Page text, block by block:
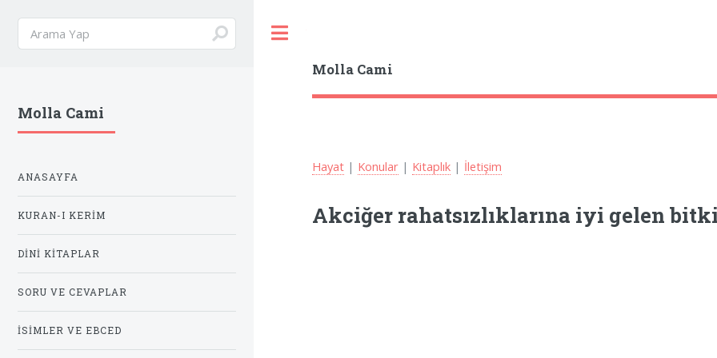
Molla Cami
Hayat | Konular | Kitaplık | İletişim
Akciğer rahatsızlıklarına iyi gelen
Molla Cami
ANASAYFA
KURAN-I KERIM
DINI KITAPLAR
SORU VE CEVAPLAR
İSIMLER VE EBCED